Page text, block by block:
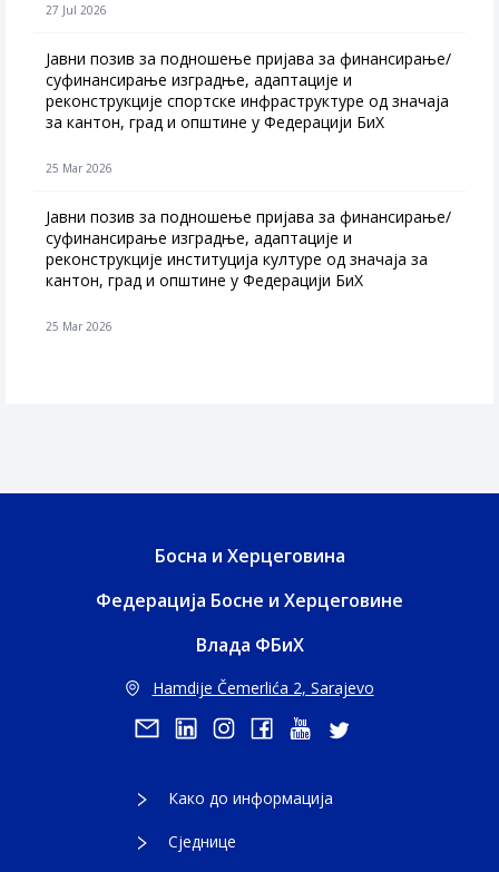
27 Jul 2026
Jавни позив за подношење пријава за финансирање/
суфинансирање изградње, адаптације и
реконструкције спортске инфраструктуре од значаја
за кантон, град и општине у Федерацији БиХ
25 Mar 2026
Јавни позив за подношење пријава за финансирање/
суфинансирање изградње, адаптације и
реконструкције институција културе од значаја за
кантон, град и општине у Федерацији БиХ
25 Mar 2026
Босна и Херцеговина
Федерација Босне и Херцеговине
Влада ФБиХ
Hamdije Čemerlića 2, Sarajevo
Како до информација
Сједнице